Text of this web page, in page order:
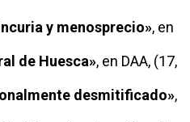
y menosprecio», en
de Huesca», en DAA, (17,
desmitificado»,